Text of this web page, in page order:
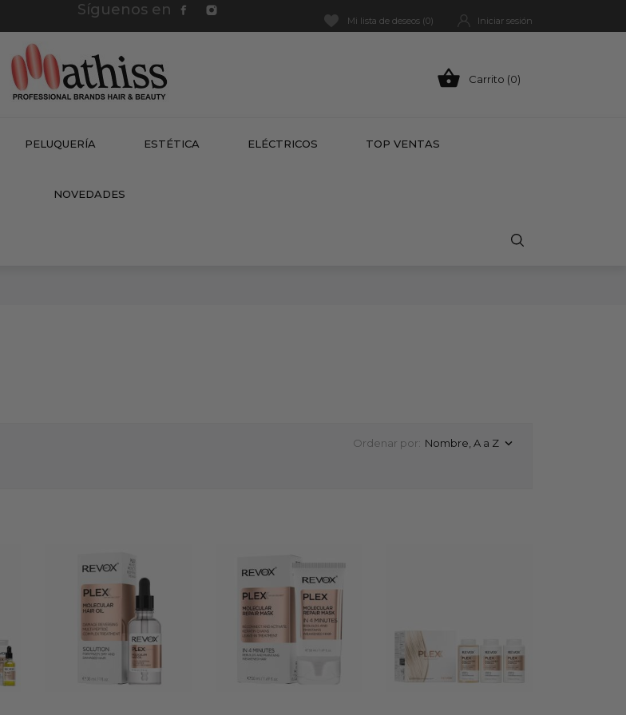
Síguenos en
Mi lista de deseos (0) Iniciar sesión
 Carrito (0)
PELUQUERÍA ESTÉTICA ELÉCTRICOS TOP VENTAS
NOVEDADES
Ordenar por: Nombre, A a Z 